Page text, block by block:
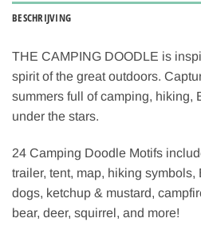
BESCHRIJVING
THE CAMPING DOODLE is
spirit of the great outdoors.
summers full of camping, hiking,
under the stars.
24 Camping Doodle Motifs
trailer, tent, map, hiking symbols,
dogs, ketchup & mustard,
bear, deer, squirrel, and more!